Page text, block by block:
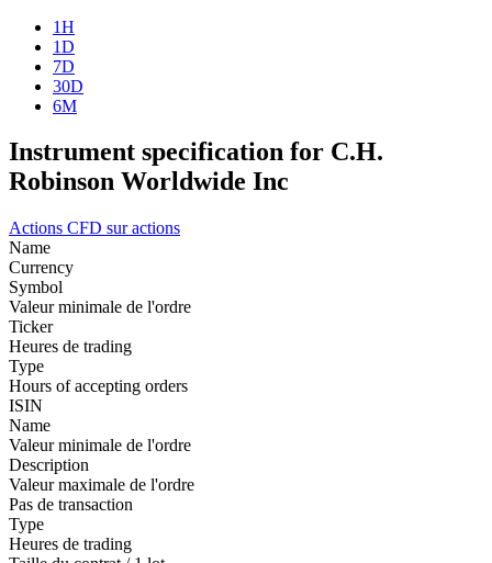
1H
1D
7D
30D
6M
Instrument specification for C.H.
Robinson Worldwide Inc
Actions CFD sur actions
Name
Currency
Symbol
Valeur minimale de l'ordre
Ticker
Heures de trading
Type
Hours of accepting orders
ISIN
Name
Valeur minimale de l'ordre
Description
Valeur maximale de l'ordre
Pas de transaction
Type
Heures de trading